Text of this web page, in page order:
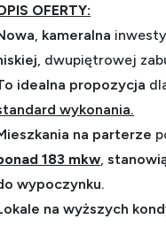
OFERTY:
kameralna
, dwupiętrowej
idealna propozycja
wykonania.
na parterze
183 mkw
wypoczynku.
na wyższych